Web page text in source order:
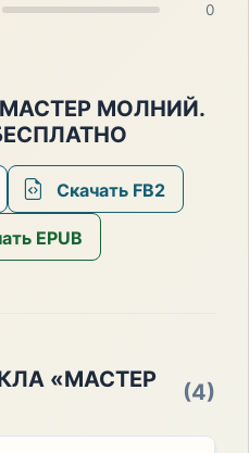
0
МОЛНИЙ.
Скачать FB2
EPUB
«МАСТЕР
(4)